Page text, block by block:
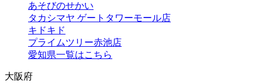
あそびのせかい
タカシマヤ ゲートタワーモール店
キドキド
プライムツリー赤池店
愛知県一覧はこちら
大阪府